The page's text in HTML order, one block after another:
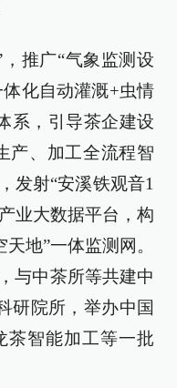
推广“气象监测设
化自动灌溉+虫情
系，引导茶企建设
产、加工全流程智
发射“安溪铁观音1
业大数据平台，构
地”一体监测网。
与中茶所等共建中
研院所，举办中国
茶智能加工等一批